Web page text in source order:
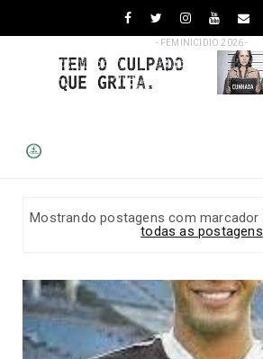
- FEMINICIDIO 2026 -
Mostrando postagens com marcador
todas as postagens